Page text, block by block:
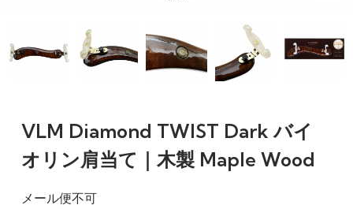
VLM Diamond TWIST Dark バイ
オリン肩当て｜木製 Maple Wood
メール便不可